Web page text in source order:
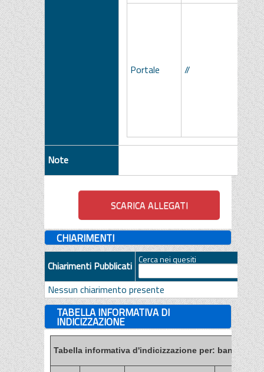
Portale //
Note
CHIARIMENTI
Chiarimenti Pubblicati Cerca nei quesiti
Nessun chiarimento presente
TABELLA INFORMATIVA DI
INDICIZZAZIONE
Tabella informativa d'indicizzazione per: bandi,